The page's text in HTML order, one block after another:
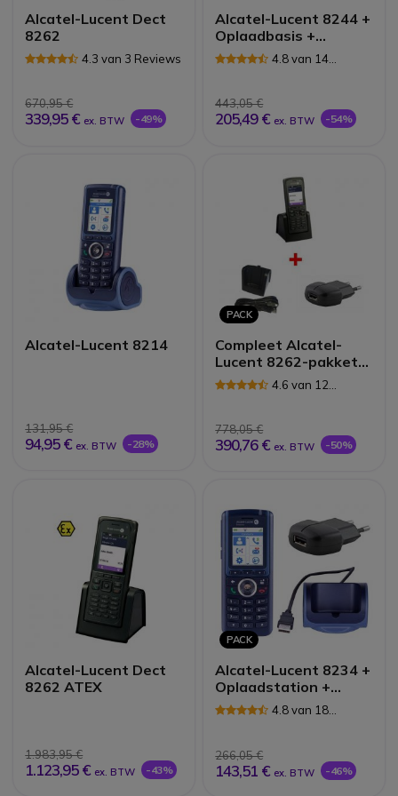
Alcatel-Lucent Dect
8262
4.3 van 3 Reviews
670,95 €
339,95 € ex. BTW -49%
Alcatel-Lucent 8244 +
Oplaadbasis +
Stroomvoorziening
4.8 van 14
443,05 €
205,49 € ex. BTW -54%
Alcatel-Lucent 8214
131,95 €
94,95 € ex. BTW -28%
PACK
Compleet Alcatel-
Lucent 8262-pakket
met lader en voeding
4.6 van 12
778,05 €
390,76 € ex. BTW -50%
Alcatel-Lucent Dect
8262 ATEX
1.983,95 €
1.123,95 € ex. BTW -43%
PACK
Alcatel-Lucent 8234 +
Oplaadstation +
Stroomvoorziening
4.8 van 18
266,05 €
143,51 € ex. BTW -46%